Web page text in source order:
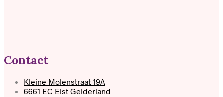
Contact
Kleine Molenstraat 19A
6661 EC Elst Gelderland